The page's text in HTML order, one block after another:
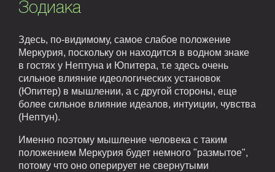
Зодиака
Здесь, по-видимому, самое слабое положение
Меркурия, поскольку он находится в водном знаке
в гостях у Нептуна и Юпитера, т.е здесь очень
сильное влияние идеологических установок
(Юпитер) в мышлении, а с другой стороны, еще
более сильное влияние идеалов, интуиции, чувства
(Нептун).
Именно поэтому мышление человека с таким
положением Меркурия будет немного "размытое",
потому что оно оперирует не свернутыми